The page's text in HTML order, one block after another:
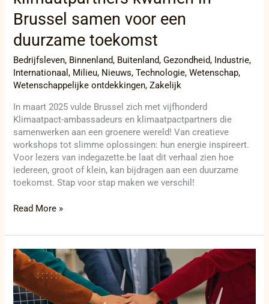
Brussel samen voor een
duurzame toekomst
Bedrijfsleven, Binnenland, Buitenland,Gezondheid, Industrie,
Internationaal, Milieu, Nieuws,Technologie,Wetenschap,
Wetenschappelijke ontdekkingen,Zakelijk
In maart 2025 vulde Brussel zich met vijfhonderd
Klimaatpact-ambassadeurs en klimaatpactpartners die
samenwerken aan een groenere wereld! Van creatieve
workshops tot slimme oplossingen: hun energie inspireert.
Voor lezers van indegazette.be laat dit verhaal zien hoe
iedereen, groot of klein, kan bijdragen aan een duurzame
toekomst. Stap voor stap maken we verschil!
Read More »
Hogescholen
als
motor
van